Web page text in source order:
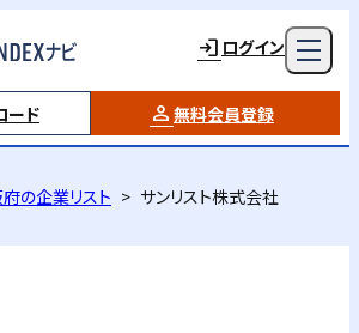
ログイン
ード 無料会員登録
の企業リスト サンリスト株式会社